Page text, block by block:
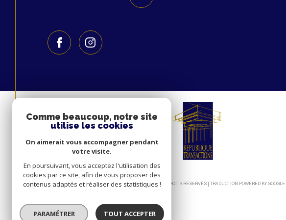
© 2026 | TOUS DROITS RÉSERVÉS | TRADUCTION POWERED BY GOOGLE |
Comme beaucoup, notre site
utilise les cookies
On aimerait vous accompagner pendant
votre visite.
En poursuivant, vous acceptez l'utilisation des
cookies par ce site, afin de vous proposer des
contenus adaptés et réaliser des statistiques !
PARAMÉTRER TOUT ACCEPTER